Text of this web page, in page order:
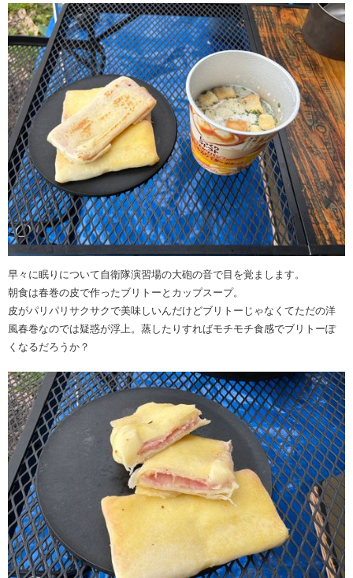
早々に眠りについて自衛隊演習場の大砲の音で目を覚まします。
朝食は春巻の皮で作ったブリトーとカップスープ。
皮がパリパリサクサクで美味しいんだけどブリトーじゃなくてただの洋
風春巻なのでは疑惑が浮上。蒸したりすればモチモチ食感でブリトーぽ
くなるだろうか？